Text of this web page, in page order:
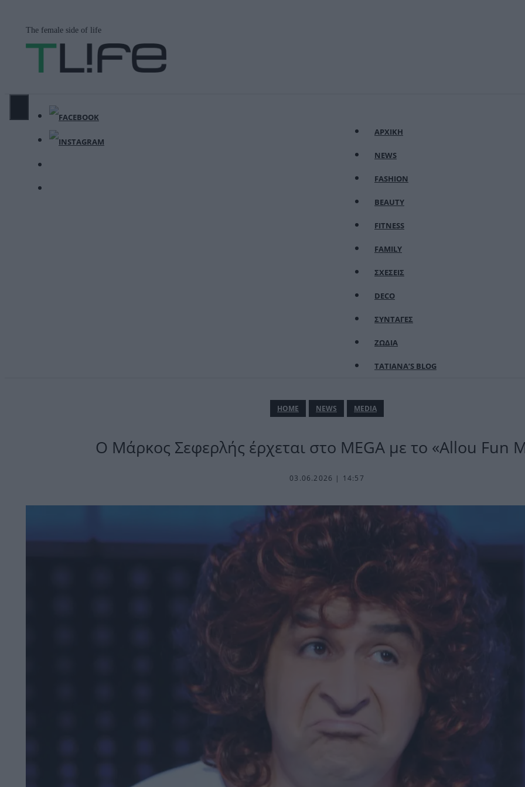
περιεχόμενο
The female side of life
ΑΡΧΙΚΗ
NEWS
FASHION
BEAUTY
FITNESS
FAMILY
ΣΧΕΣΕΙΣ
DECO
ΣΥΝΤΑΓΕΣ
ΖΩΔΙΑ
TATIANA’S BLOG
ΗΟΜΕ NEWS MEDIA
Ο Μάρκος Σεφερλής έρχεται στο MEGA με το «Allou Fun
03.06.2026 | 14:57